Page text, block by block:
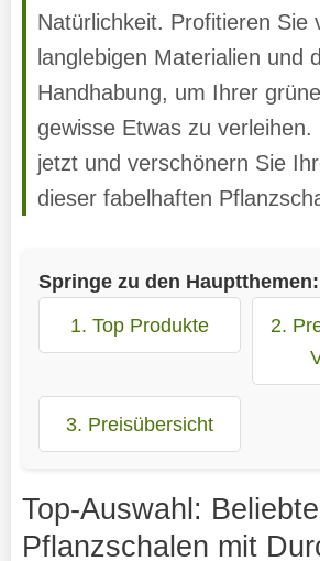
Natürlichkeit. Profitieren Sie
langlebigen Materialien und
Handhabung, um Ihrer
gewisse Etwas zu verleihen.
jetzt und verschönern Sie
dieser fabelhaften
Springe zu den Hauptthemen:
1. Top Produkte
2.
3. Preisübersicht
Top-Auswahl: Beliebte
Pflanzschalen mit